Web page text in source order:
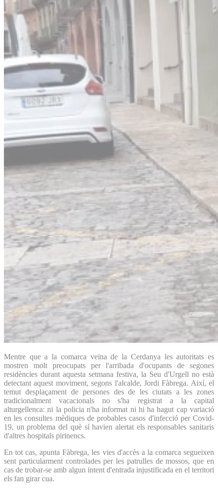
Mentre que a la comarca veïna de la Cerdanya les autoritats es
mostren molt preocupats per l'arribada d'ocupants de segones
residències durant aquesta setmana festiva, la Seu d'Urgell no està
detectant aquest moviment, segons l'alcalde, Jordi Fàbrega. Així, el
temut desplaçament de persones des de les ciutats a les zones
tradicionalment vacacionals no s'ha registrat a la capital
alturgellenca: ni la policia n'ha informat ni hi ha hagut cap variació
en les consultes mèdiques de probables casos d'infecció per Covid-
19, un problema del què sí havien alertat els responsables sanitaris
d'altres hospitals pirinencs.
En tot cas, apunta Fàbrega, les vies d'accès a la comarca segueixen
sent particularment controlades per les patrulles de mossos, que en
cas de trobar-se amb algun intent d'entrada injustificada en el territori
els fan girar cua.